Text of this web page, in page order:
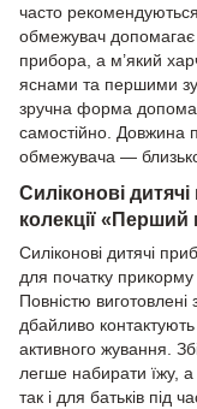
часто
обмежувач
прибора, а м’який
яснами та першими
зручна форма
самостійно. Довжина
обмежувача —
Силіконові
колекції
Силіконові дитячі
для початку
Повністю виготовлені
дбайливо контактують
активного жування.
легше набирати їжу,
так і для батьків під